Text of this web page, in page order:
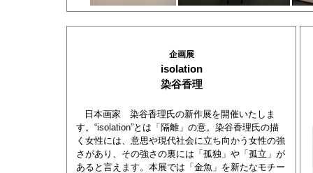
企画展
isolation
染谷香理
日本画家 染谷香理氏の新作展を開催いたしま
す。“isolation”とは「隔離」の意。染谷香理氏の描
く女性には、意思や現代社会に立ち向かう女性の強
さがあり、その強さの裏には「孤独」や「孤立」が
あると言えます。本展では「金魚」を新たなモチー